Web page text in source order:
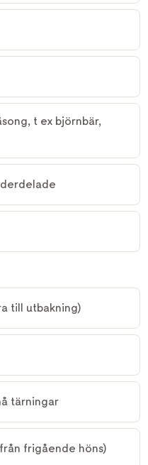
t ex björnbär,
till utbakning)
tärningar
frigående höns)